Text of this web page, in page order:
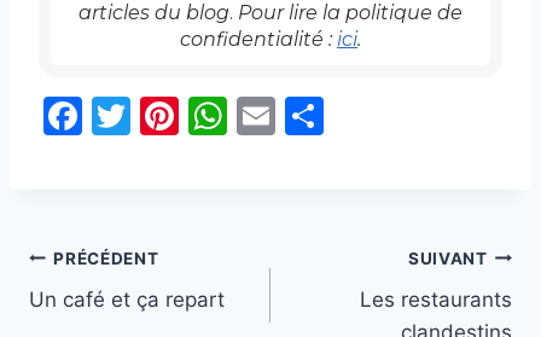
articles du blog. Pour lire la politique de
confidentialité : ici.
F
b
o
T
Pi W E
Navigation
de
PRÉCÉDENT
Un café et ça repart
SUIVANT
Les restaurants